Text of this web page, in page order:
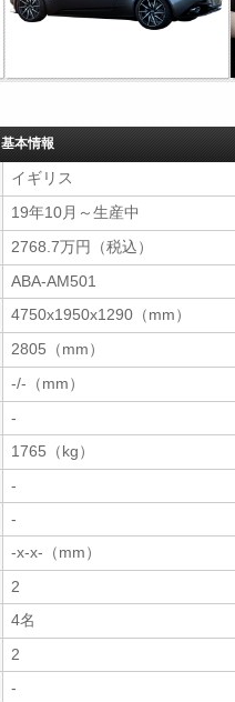
基本情報
イギリス
19年10月～生産中
2768.7万円（税込）
ABA-AM501
4750x1950x1290（mm）
2805（mm）
-/-（mm）
-
1765（kg）
-
-
-x-x-（mm）
2
4名
2
-